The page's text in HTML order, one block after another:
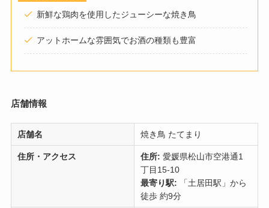
新鮮な鶏肉を使用したジューシーな焼き鳥
アットホームな雰囲気でお酒の種類も豊富
店舗情報
店舗名 焼き鳥 たてまり
住所・アクセス 住所: 愛媛県松山市空港通1
丁目15-10
最寄り駅: 「土居田駅」から
徒歩 約9分